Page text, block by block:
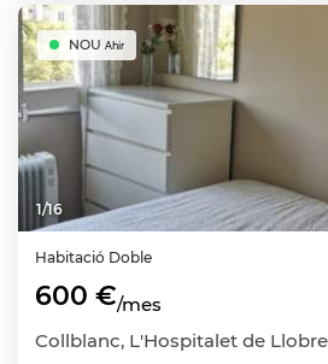
1/16
NOU Ahir
Habitació Doble
600 €/mes
Collblanc, L'Hospitalet de